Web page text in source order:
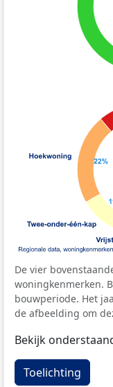
De vier
woningkenmerken.
bouwperiode. Het
de afbeelding om
Bekijk
Toelichting